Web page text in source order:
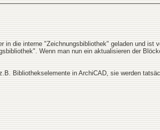
in die interne "Zeichnungsbibliothek" geladen und
Wenn man nun ein aktualisieren der
Bibliothekselemente in ArchiCAD, sie werden